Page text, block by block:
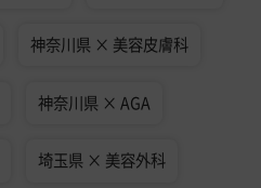
神奈川県 × 美容皮膚科
神奈川県 × AGA
埼玉県 × 美容外科